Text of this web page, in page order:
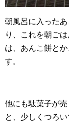
朝風呂に入った
り、これを朝ご
は、あんこ餅と
す。
他にも駄菓子が
と、少しくつろ